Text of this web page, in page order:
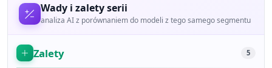
Wady i zalety serii
analiza AI z porównaniem do modeli z tego samego segmentu
Zalety 5